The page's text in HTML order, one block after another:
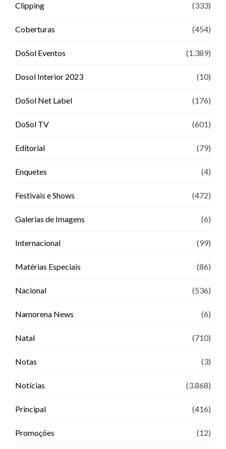
Clipping (333)
Coberturas (454)
DoSol Eventos (1.389)
Dosol Interior 2023 (10)
DoSol Net Label (176)
DoSol TV (601)
Editorial (79)
Enquetes (4)
Festivais e Shows (472)
Galerias de Imagens (6)
Internacional (99)
Matérias Especiais (86)
Nacional (536)
Namorena News (6)
Natal (710)
Notas (3)
Notícias (3.868)
Principal (416)
Promoções (12)